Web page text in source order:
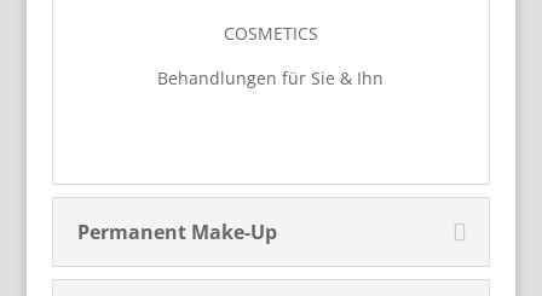
COSMETICS
Behandlungen für Sie & Ihn
Permanent Make-Up